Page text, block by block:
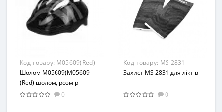
Возраст
От 3-х лет
Возрастная группа
Комбинированный
Материал
Комбинированный
Код товару: M05609(Red)
Шолом M05609(M05609
(Red) шолом, розмір
шолома - 24*19см)
0
Код товару: MS 2831
Захист MS 2831 для ліктів
0